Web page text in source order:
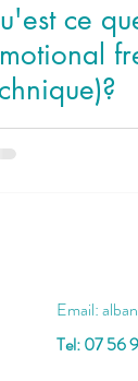
ce
Email:
Tel: 07 56